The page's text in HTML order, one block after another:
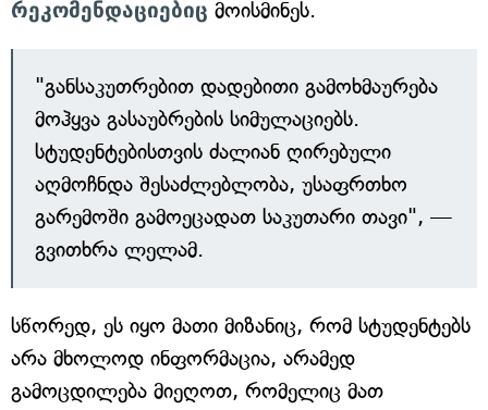
რეკომენდაციებიც მოისმინეს.
"განსაკუთრებით დადებითი გამოხმაურება
მოჰყვა გასაუბრების სიმულაციებს.
სტუდენტებისთვის ძალიან ღირებული
აღმოჩნდა შესაძლებლობა, უსაფრთხო
გარემოში გამოეცადათ საკუთარი თავი", —
გვითხრა ლელამ.
სწორედ, ეს იყო მათი მიზანიც, რომ სტუდენტებს
არა მხოლოდ ინფორმაცია, არამედ
გამოცდილება მიეღოთ, რომელიც მათ